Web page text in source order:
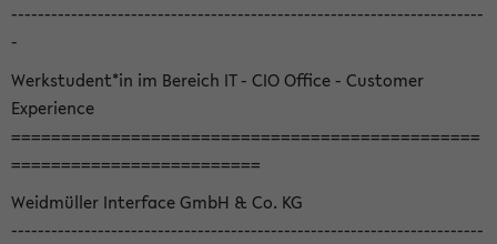
-----------------------------------------------------------------------
-
Werkstudent*in im Bereich IT - CIO Office - Customer
Experience
===============================================
=========================
Weidmüller Interface GmbH & Co. KG
-----------------------------------------------------------------------